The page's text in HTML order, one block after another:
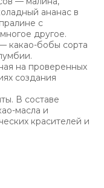
ананас в
с
другое.
какао-бобы сорта
на проверенных
создания
В составе
масла и
красителей и